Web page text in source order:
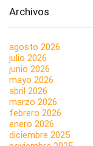
Archivos
agosto 2026
julio 2026
junio 2026
mayo 2026
abril 2026
marzo 2026
febrero 2026
enero 2026
diciembre 2025